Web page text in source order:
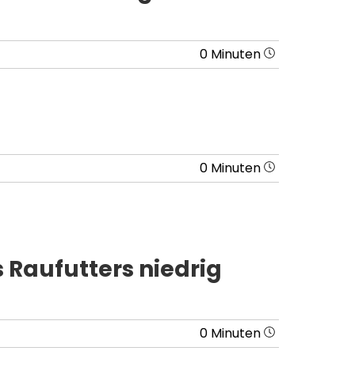
0 Minuten
0 Minuten
Raufutters niedrig
0 Minuten